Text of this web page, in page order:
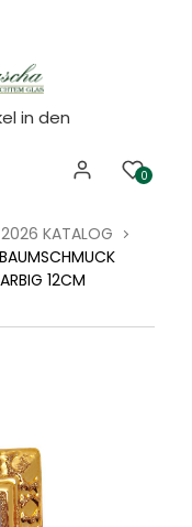
in den
0
2026 KATALOG
BAUMSCHMUCK
12CM